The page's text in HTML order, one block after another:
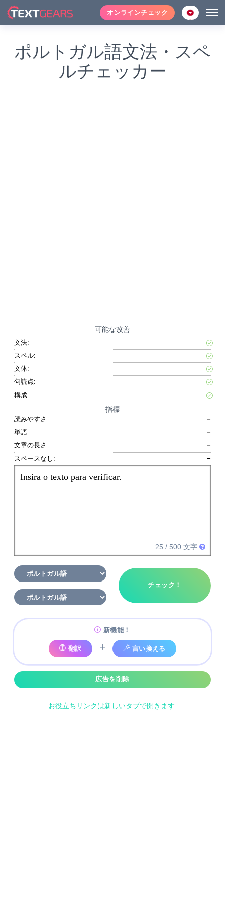
オンラインチェック
ポルトガル語文法・スペ
ルチェッカー
可能な改善
文法:
スペル:
文体:
句読点:
構成:
指標
読みやすさ:
−
単語:
−
文章の長さ:
−
スペースなし:
−
Insira o texto para verificar.
25 / 500 文字
チェック！
新機能！
翻訳 + 言い換える
広告を削除
お役立ちリンクは新しいタブで開きます: